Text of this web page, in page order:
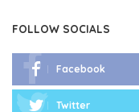
FOLLOW SOCIALS
Facebook
Twitter